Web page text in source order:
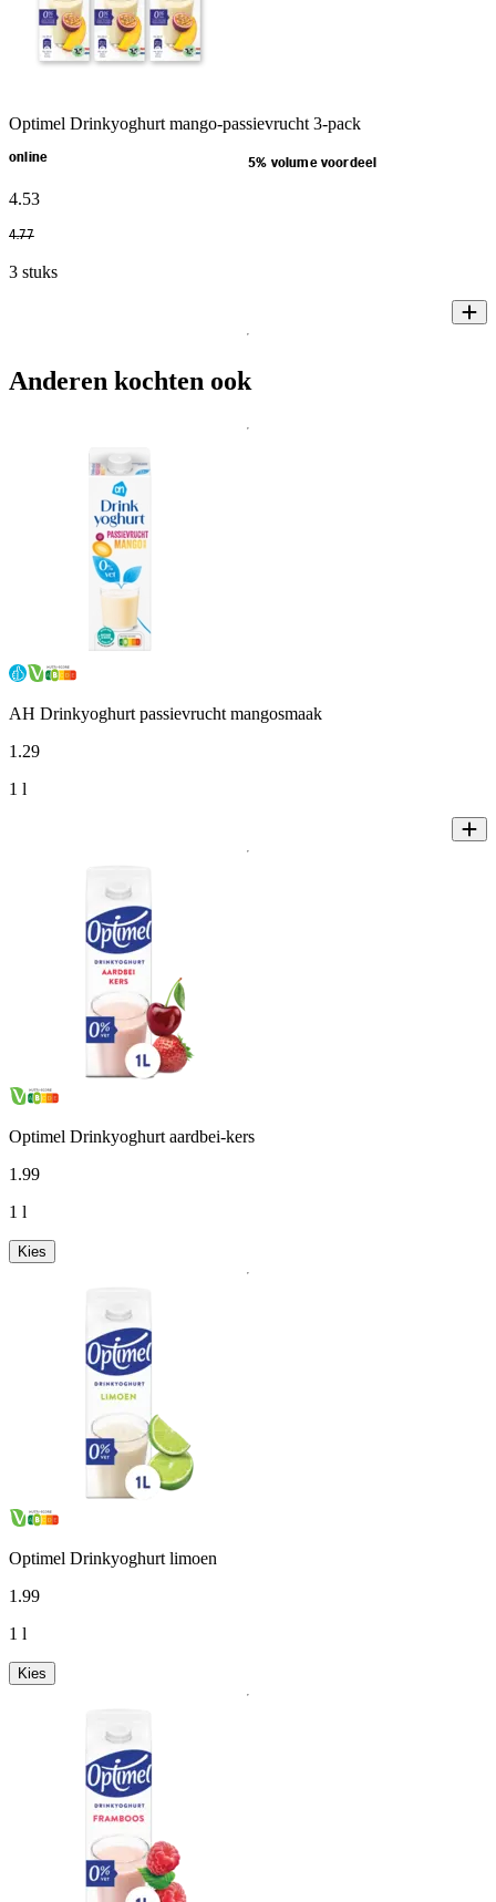
Optimel Drinkyoghurt mango-passievrucht 3-pack
online 5% volume voordeel
4.53
4.77
3 stuks
Anderen kochten ook
AH Drinkyoghurt passievrucht mangosmaak
1 .29
1 l
Optimel Drinkyoghurt aardbei-kers
1 .99
1 l
Kies
Optimel Drinkyoghurt limoen
1 .99
1 l
Kies